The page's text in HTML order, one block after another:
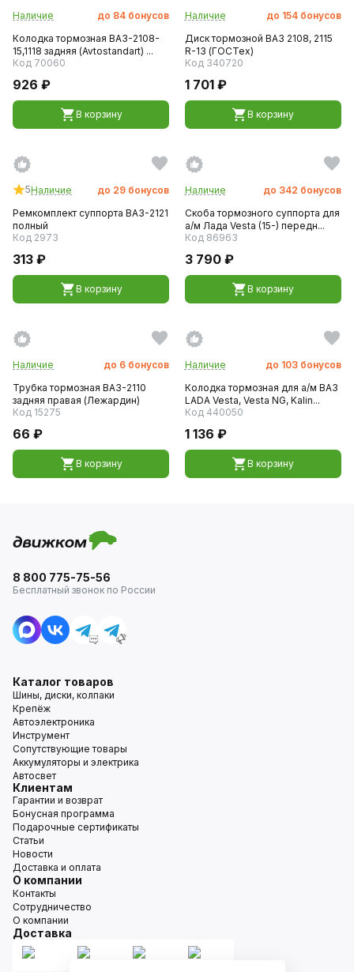
Наличие до 84 бонусов
Колодка тормозная ВАЗ-2108-
15,1118 задняя (Avtostandart) ...
Код 70060
926 ₽
В корзину
Наличие до 154 бонусов
Диск тормозной ВАЗ 2108, 2115
R-13 (ГОСТех)
Код 340720
1 701 ₽
В корзину
5Наличие до 29 бонусов
Ремкомплект суппорта ВАЗ-2121
полный
Код 2973
313 ₽
В корзину
Наличие до 342 бонусов
Скоба тормозного суппорта для
а/м Лада Vesta (15-) передн...
Код 86963
3 790 ₽
В корзину
Наличие до 6 бонусов
Трубка тормозная ВАЗ-2110
задняя правая (Лежардин)
Код 15275
66 ₽
В корзину
Наличие до 103 бонусов
Колодка тормозная для а/м ВАЗ
LADA Vesta, Vesta NG, Kalin...
Код 440050
1 136 ₽
В корзину
8 800 775-75-56
Бесплатный звонок по России
Каталог товаров
Шины, диски, колпаки
Крепёж
Автоэлектроника
Инструмент
Сопутствующие товары
Аккумуляторы и электрика
Автосвет
Клиентам
Гарантии и возврат
Бонусная программа
Подарочные сертификаты
Статьи
Новости
Доставка и оплата
О компании
Контакты
Сотрудничество
О компании
Доставка